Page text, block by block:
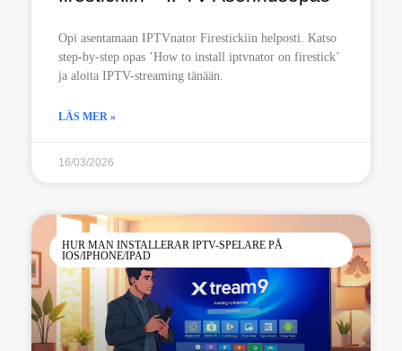
Opi asentamaan IPTVnator Firestickiin helposti. Katso
step-by-step opas ’How to install iptvnator on firestick’
ja aloita IPTV-streaming tänään.
LÄS MER »
16/03/2026
HUR MAN INSTALLERAR IPTV-SPELARE PÅ
IOS/IPHONE/IPAD